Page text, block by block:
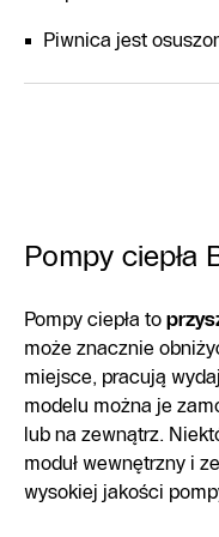
Piwnica jest
Pompy ciepła
Pompy ciepła to
może znacznie
miejsce, pracują
modelu można je
lub na zewnątrz.
moduł wewnętrzny i
wysokiej jakości